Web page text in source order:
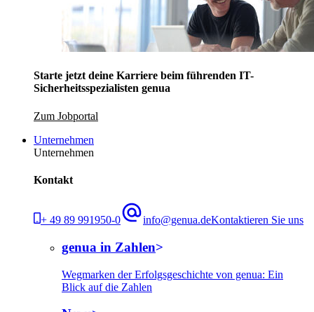
Starte jetzt deine Karriere beim führenden IT-
Sicherheitsspezialisten genua
Zum Jobportal
Unternehmen
Unternehmen
Kontakt
+ 49 89 991950-0 info@genua.deKontaktieren Sie uns
genua in Zahlen
Wegmarken der Erfolgsgeschichte von genua: Ein
Blick auf die Zahlen